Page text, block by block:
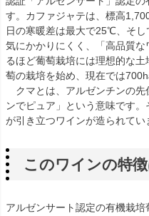
す。カファジャテは、標高
日の寒暖差は最大で25℃、そ
気にかかりにくく、「高品質
るほど葡萄栽培には理想的な
萄の栽培を始め、現在では
クマとは、アルゼンチンの先
ンでピュア」という意味です
が引き立つワインが造られてい
このワインの特
アルゼンサート認定の有機栽